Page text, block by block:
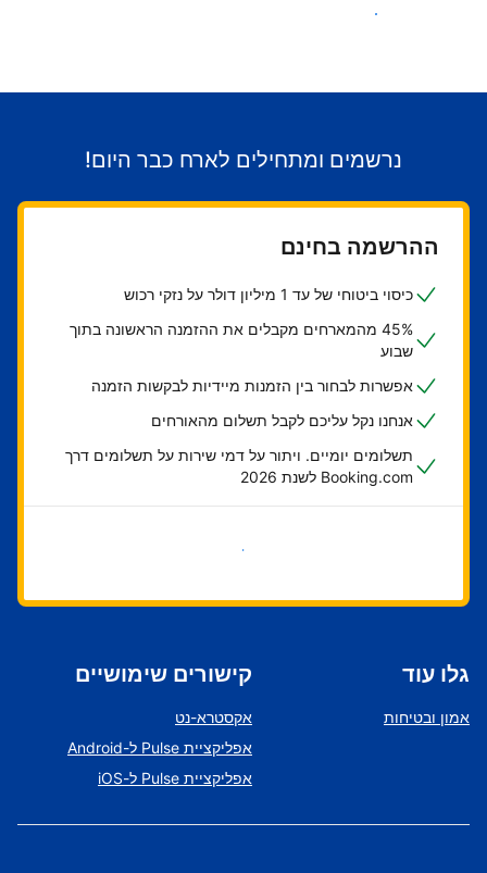
התחילו לקבל אורחים
נרשמים ומתחילים לארח כבר היום!
ההרשמה בחינם
כיסוי ביטוחי של עד 1 מיליון דולר על נזקי רכוש
45% מהמארחים מקבלים את ההזמנה הראשונה בתוך
שבוע
אפשרות לבחור בין הזמנות מיידיות לבקשות הזמנה
אנחנו נקל עליכם לקבל תשלום מהאורחים
תשלומים יומיים. ויתור על דמי שירות על תשלומים דרך
Booking.com לשנת 2026
בואו נתחיל
גלו עוד
אמון ובטיחות
קישורים שימושיים
אקסטרא-נט
אפליקציית Pulse ל-Android
אפליקציית Pulse ל-iOS